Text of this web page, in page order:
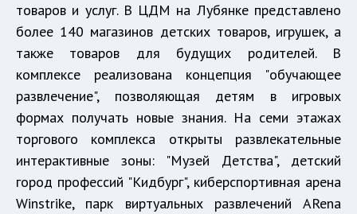
товаров и услуг. В ЦДМ на Лубянке представлено
более 140 магазинов детских товаров, игрушек, а
также товаров для будущих родителей. В
комплексе реализована концепция "обучающее
развлечение", позволяющая детям в игровых
формах получать новые знания. На семи этажах
торгового комплекса открыты развлекательные
интерактивные зоны: "Музей Детства", детский
город профессий "Кидбург", киберспортивная арена
Winstrike, парк виртуальных развлечений ARena